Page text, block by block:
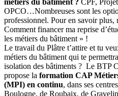
OPCO…Nombreuses sont les
professionnel. Pour en savoir plus,
Comment financer ma reprise
les métiers du bâtiment » !
Le travail du Plâtre t’attire et tu
métiers du bâtiment qui te
isolation des bâtiments ? Le
propose la formation CAP
(MPI) en continu, dans ses
Boulogne, de Roubaix, de